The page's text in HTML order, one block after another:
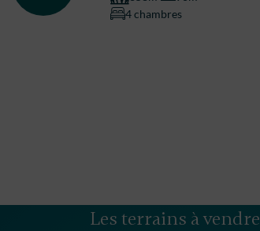
4 chambres
Les terrains à vendre